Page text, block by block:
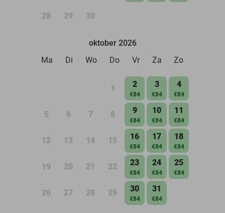
28 29 30
oktober 2026
Ma
Di Wo Do Vr Za Zo
1 2
€84
3
€84
4
€84
5 6 7 8 9
€84
10
€84
11
€84
12 13 14 15 16
€84
17
€84
18
€84
19 20 21 22 23
€84
24
€84
25
€84
26 27 28 29 30
€84
31
€84